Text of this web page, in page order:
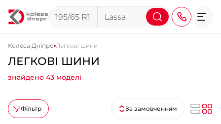
+38 (095) 276-44-44
Колеса Дніпро Легкові шини
ЛЕГКОВІ ШИНИ
знайдено 43 моделі
Фільтр За замовченням